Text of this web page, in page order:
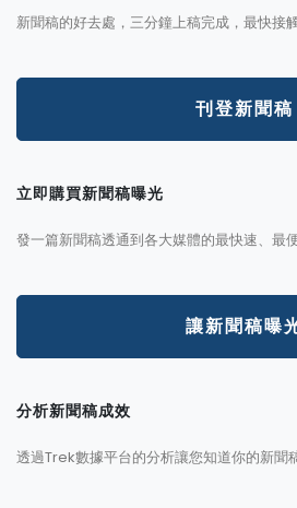
新聞稿的好去處，三分鐘上稿完成，最快接
刊登新聞稿
立即購買新聞稿曝光
發一篇新聞稿透通到各大媒體的最快速、最
讓新聞稿曝
分析新聞稿成效
透過Trek數據平台的分析讓您知道你的新聞